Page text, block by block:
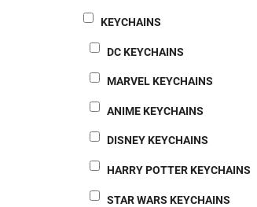
KEYCHAINS
DC KEYCHAINS
MARVEL KEYCHAINS
ANIME KEYCHAINS
DISNEY KEYCHAINS
HARRY POTTER KEYCHAINS
STAR WARS KEYCHAINS